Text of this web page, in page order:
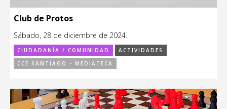
Club de Protos
Sábado, 28 de diciembre de 2024.
CIUDADANÍA / COMUNIDAD
ACTIVIDADES
CCE SANTIAGO - MEDIATECA